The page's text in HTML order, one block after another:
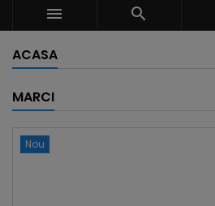
 
ACASA
MARCI
Nou